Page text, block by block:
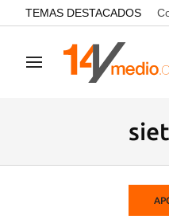
common.go-to-content
TEMAS DESTACADOS
Navegación